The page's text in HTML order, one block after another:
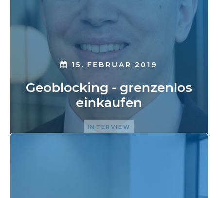
15. FEBRUAR 2019
Geoblocking - grenzenlos
einkaufen
INTERVIEW